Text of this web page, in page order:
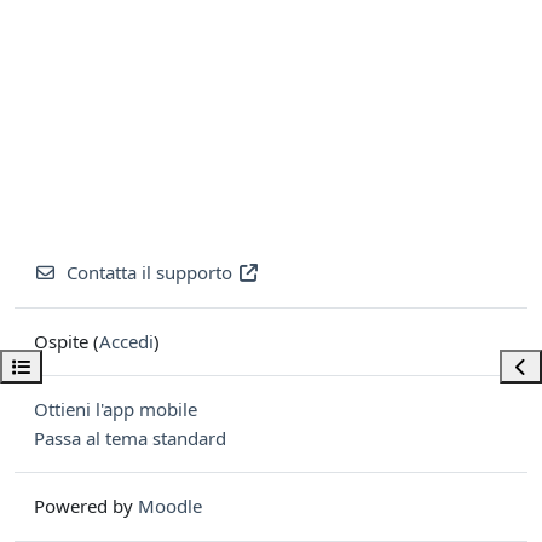
Apri indice del corso
Contatta il supporto
Ospite (Accedi)
Ottieni l'app mobile
Passa al tema standard
Powered by Moodle